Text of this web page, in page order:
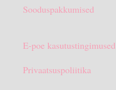
Sooduspakkumised
E-poe kasutustingimused
Privaatsuspoliitika